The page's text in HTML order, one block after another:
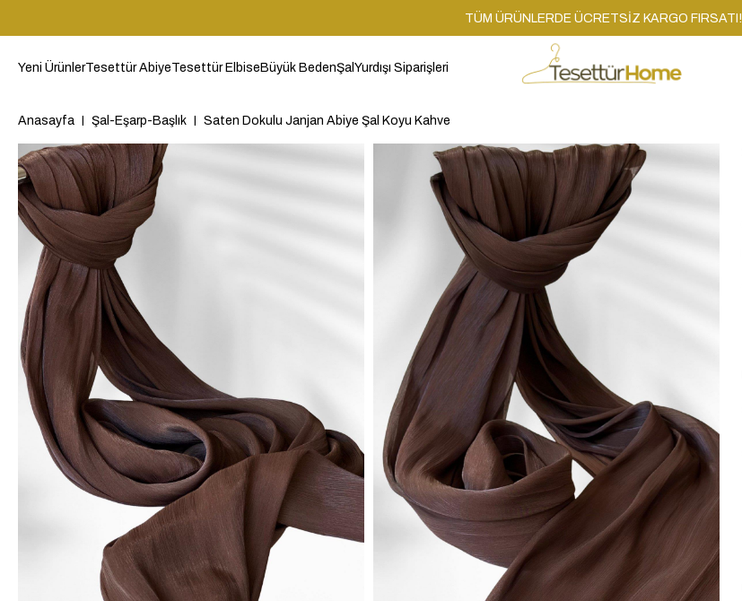
TÜM ÜRÜNLERDE ÜCRETSİZ KARGO FIRSATI!
Yeni ÜrünlerTesettür AbiyeTesettür ElbiseBüyük BedenŞal Yurdışı Siparişleri
Anasayfa Şal-Eşarp-Başlık Saten Dokulu Janjan Abiye Şal Koyu Kahve